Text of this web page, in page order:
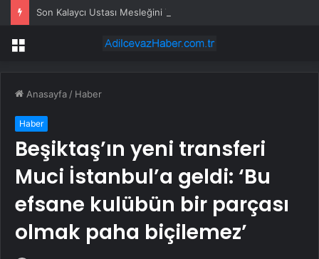
Son Kalaycı Ustası Mesleğini Yaşatmaya Çalışıyor
Menü
Anasayfa / Haber
Haber
Beşiktaş’ın yeni transferi
Muci İstanbul’a geldi: ‘Bu
efsane kulübün bir parçası
olmak paha biçilemez’